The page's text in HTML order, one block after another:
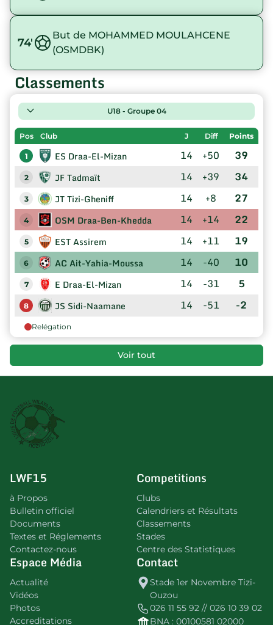
74'
But de MOHAMMED MOULAHCENE
(OSMDBK)
Classements
U18 - Groupe 04
Pos Club J Diff Points
1 ES Draa-El-Mizan 14 +50 39
2 JF Tadmaït 14 +39 34
3 JT Tizi-Gheniff 14 +8 27
4 OSM Draa-Ben-Khedda 14 +14 22
5 EST Assirem 14 +11 19
6 AC Ait-Yahia-Moussa 14 -40 10
7 E Draa-El-Mizan 14 -31 5
8 JS Sidi-Naamane 14 -51 -2
Relégation
Voir tout
LWF15
à Propos
Bulletin officiel
Documents
Textes et Réglements
Contactez-nous
Competitions
Clubs
Calendriers et Résultats
Classements
Stades
Centre des Statistiques
Espace Média
Actualité
Vidéos
Photos
Accreditations
Contact
Stade 1er Novembre Tizi-
Ouzou
026 11 55 92 // 026 10 39 02
BNA : 00100581 02000